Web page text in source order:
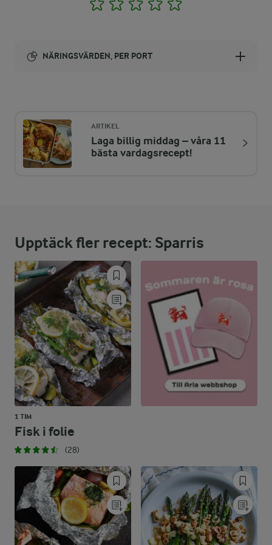
NÄRINGSVÄRDEN, PER PORT
ENERGIDISTRIBUTION %
NÄRINGSVÄRDEN PER PORT
Fett:
61,5 %
12,1 g
Kolhydrater:
9,6 %
4,1 g
ARTIKEL
Laga billig middag – våra 11
bästa vardagsrecept!
Upptäck fler recept: Sparris
1 TIM
Fisk i folie
(28)